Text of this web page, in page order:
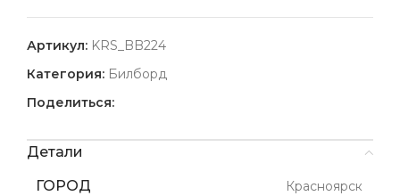
Артикул: KRS_BB224
Категория: Билборд
Поделиться:
Детали
ГОРОД
Красноярск